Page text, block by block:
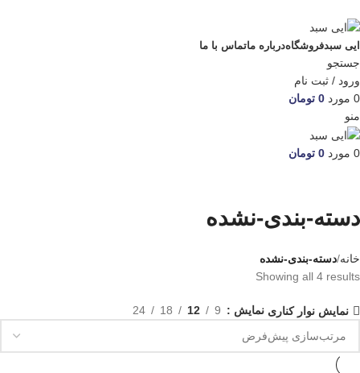
ایی سبدفروشگاهدرباره ماتماس با ما
جستجو
ورود / ثبت نام
0 مورد 0 تومان
منو
0 مورد 0 تومان
دسته-بندی-نشده
خانه دسته-بندی-نشده
Showing all 4 results
نمایش نوار کناری نمایش 9
12
18
24